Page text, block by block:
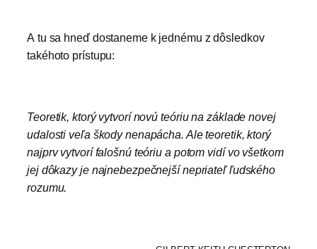
A tu sa hneď dostaneme k jednému z dôsledkov
takéhoto prístupu:
Teoretik, ktorý vytvorí novú teóriu na základe novej
udalosti veľa škody nenapácha. Ale teoretik, ktorý
najprv vytvorí falošnú teóriu a potom vidí vo všetkom
jej dôkazy je najnebezpečnejší nepriateľ ľudského
rozumu.